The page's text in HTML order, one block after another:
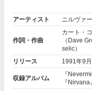
アーティスト ニルヴァ
作詞・作曲
カート・
（Dave
selic）
リリース
1991年9
収録アルバム
『
『Nirvana』